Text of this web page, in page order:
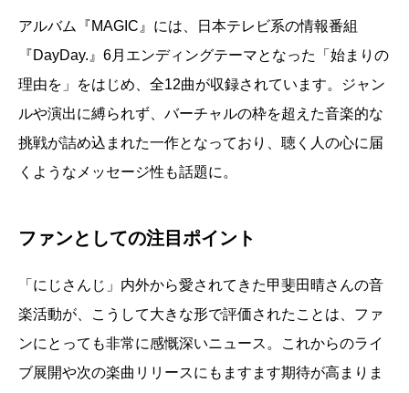
アルバム『MAGIC』には、日本テレビ系の情報番組
『DayDay.』6月エンディングテーマとなった「始まりの
理由を」をはじめ、全12曲が収録されています。ジャン
ルや演出に縛られず、バーチャルの枠を超えた音楽的な
挑戦が詰め込まれた一作となっており、聴く人の心に届
くようなメッセージ性も話題に。
ファンとしての注目ポイント
「にじさんじ」内外から愛されてきた甲斐田晴さんの音
楽活動が、こうして大きな形で評価されたことは、ファ
ンにとっても非常に感慨深いニュース。これからのライ
ブ展開や次の楽曲リリースにもますます期待が高まりま